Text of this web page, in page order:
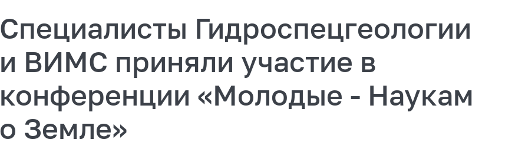
Специалисты Гидроспецгеологии
и ВИМС приняли участие в
конференции «Молодые - Наукам
о Земле»